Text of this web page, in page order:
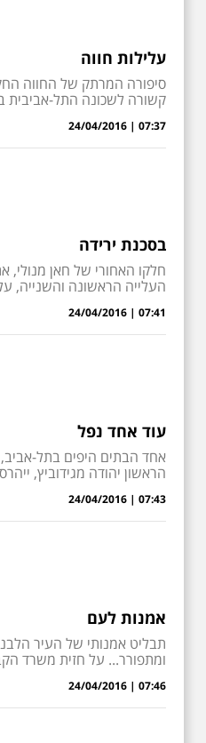
עלילות חווה
סיפורה המרתק של החווה
קשורה לשכונה התל-
07:37 | 24/04/2016
בסכנת ירידה
חלקו האחורי של חאן
העלייה הראשונה והשנייה,
07:41 | 24/04/2016
עוד אחד נפל
אחד הבתים היפים בתל-
הראשון יהודה מגידוביץ,
07:43 | 24/04/2016
אמנות לעם
תבליט אמנותי של העיר
ומתפורר... על חזית משרד
07:46 | 24/04/2016